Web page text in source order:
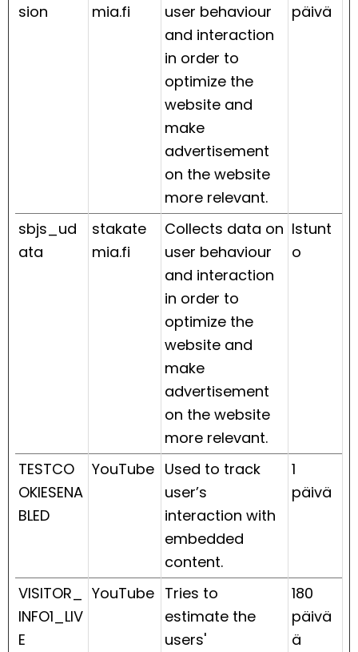
sion
mia.fi
user behaviour
and interaction
in order to
optimize the
website and
make
advertisement
on the website
more relevant.
päivä
sbjs_ud
ata
stakate
mia.fi
Collects data on
user behaviour
and interaction
in order to
optimize the
website and
make
advertisement
on the website
more relevant.
Istunt
o
TESTCO
OKIESENA
BLED
YouTube Used to track
user’s
interaction with
embedded
content.
1
päivä
VISITOR_
INFO1_LIV
E
YouTube Tries to
estimate the
users'
180
päivä
ä